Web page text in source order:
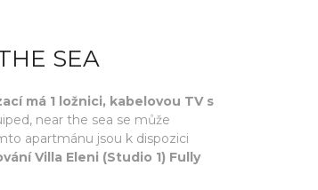
SEA
má 1 ložnici, kabelovou TV s
near the sea se může
apartmánu jsou k dispozici
Villa Eleni (Studio 1) Fully